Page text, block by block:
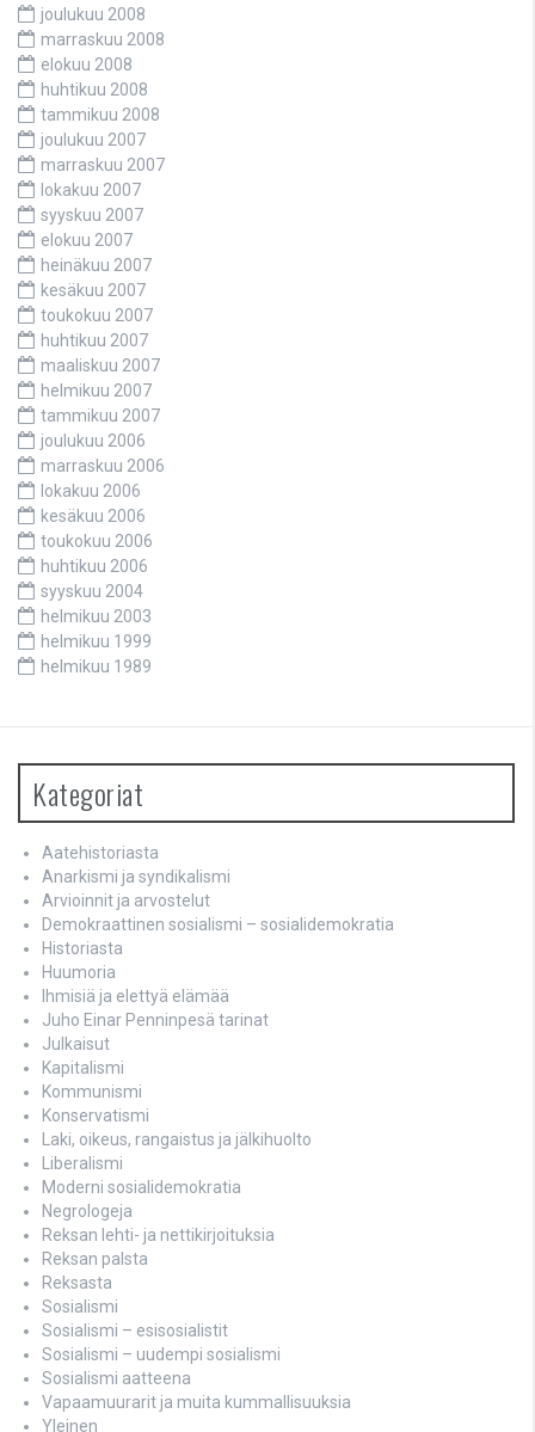
joulukuu 2008
marraskuu 2008
elokuu 2008
huhtikuu 2008
tammikuu 2008
joulukuu 2007
marraskuu 2007
lokakuu 2007
syyskuu 2007
elokuu 2007
heinäkuu 2007
kesäkuu 2007
toukokuu 2007
huhtikuu 2007
maaliskuu 2007
helmikuu 2007
tammikuu 2007
joulukuu 2006
marraskuu 2006
lokakuu 2006
kesäkuu 2006
toukokuu 2006
huhtikuu 2006
syyskuu 2004
helmikuu 2003
helmikuu 1999
helmikuu 1989
Kategoriat
Aatehistoriasta
Anarkismi ja syndikalismi
Arvioinnit ja arvostelut
Demokraattinen sosialismi – sosialidemokratia
Historiasta
Huumoria
Ihmisiä ja elettyä elämää
Juho Einar Penninpesä tarinat
Julkaisut
Kapitalismi
Kommunismi
Konservatismi
Laki, oikeus, rangaistus ja jälkihuolto
Liberalismi
Moderni sosialidemokratia
Negrologeja
Reksan lehti- ja nettikirjoituksia
Reksan palsta
Reksasta
Sosialismi
Sosialismi – esisosialistit
Sosialismi – uudempi sosialismi
Sosialismi aatteena
Vapaamuurarit ja muita kummallisuuksia
Yleinen